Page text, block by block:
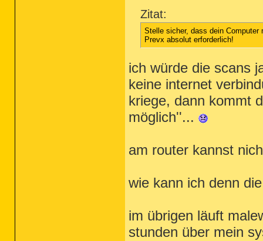
Zitat:
Stelle sicher, dass dein
Prevx absolut erforderlich!
ich würde die scans
keine internet
kriege, dann kommt
möglich''...
am router kannst
wie kann ich denn
im übrigen läuft
stunden über mein